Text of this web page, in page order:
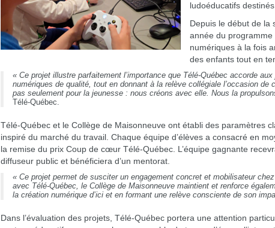
ludoéducatifs
Depuis le début de la
année du programme
numériques à la fois
des enfants tout en
« Ce projet illustre parfaitement l’importance que Télé-Québec accorde
numériques de qualité, tout en donnant à la relève collégiale l’occasion
pas seulement pour la jeunesse : nous créons avec elle. Nous la
Télé-Québec.
Télé-Québec et le Collège de Maisonneuve ont établi des paramètres
inspiré du marché du travail. Chaque équipe d’élèves a consacré en
la remise du prix Coup de cœur Télé-Québec. L’équipe gagnante
diffuseur public et bénéficiera d’un mentorat.
« Ce projet permet de susciter un engagement concret et mobilisateur
avec Télé-Québec, le Collège de Maisonneuve maintient et renforce
la création numérique d’ici et en formant une relève consciente de son
Dans l’évaluation des projets, Télé-Québec portera une attention